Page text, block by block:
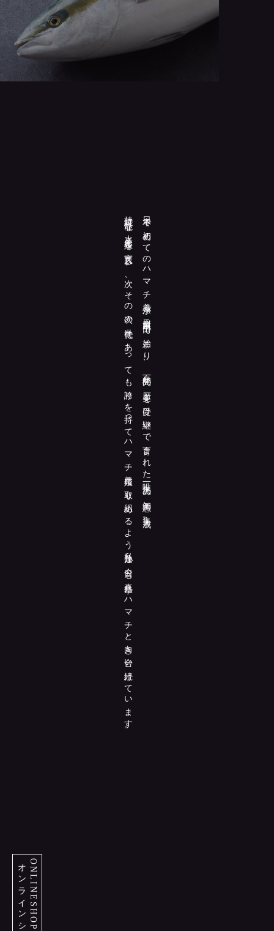
ONLINESHOP
日本で初めてのハマチ養殖が香川県引田で始まり、百年間の歴史を受け継いで育まれた唯一無二の知恵の集大成。
持続可能な水産養殖を実践し、次、その次の世代であっても誇りを持ってハマチ養殖に取り組めるよう私達は今日も真摯にハマチと向き合い続けています。